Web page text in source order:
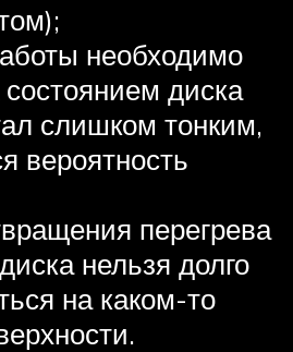
необходимо
диска
слишком тонким,
вероятность
перегрева
нельзя долго
на каком-то